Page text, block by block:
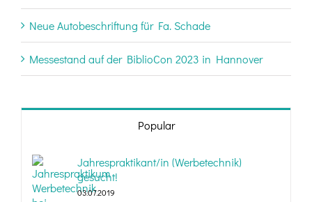
Neue Autobeschriftung für Fa. Schade
Messestand auf der BiblioCon 2023 in Hannover
Popular
Jahrespraktikant/in (Werbetechnik)
gesucht!
03.07.2019